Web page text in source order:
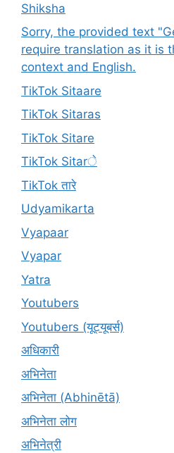
Shiksha
Sorry, the provided text
require translation as it is
context and English.
TikTok Sitaare
TikTok Sitaras
TikTok Sitare
TikTok Sitarे
TikTok तारे
Udyamikarta
Vyapaar
Vyapar
Yatra
Youtubers
Youtubers (यूट्यूबर्स)
अधिकारी
अभिनेता
अभिनेता (Abhinētā)
अभिनेता लोग
अभिनेत्री